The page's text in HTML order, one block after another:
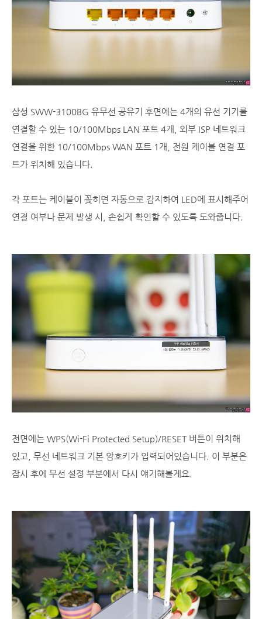
삼성 SWW-3100BG 유무선 공유기 후면에는 4개의 유선 기기를
연결할 수 있는 10/100Mbps LAN 포트 4개, 외부 ISP 네트워크
연결을 위한 10/100Mbps WAN 포트 1개, 전원 케이블 연결 포
트가 위치해 있습니다.
각 포트는 케이블이 꽂히면 자동으로 감지하여 LED에 표시해주어
연결 여부나 문제 발생 시, 손쉽게 확인할 수 있도록 도와줍니다.
전면에는 WPS(Wi-Fi Protected Setup)/RESET 버튼이 위치해
있고, 무선 네트워크 기본 암호키가 입력되어있습니다. 이 부분은
잠시 후에 무선 설정 부분에서 다시 얘기해볼게요.